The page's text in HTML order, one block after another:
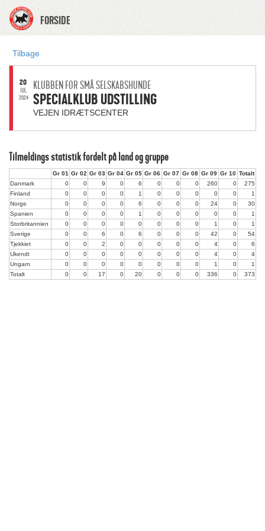
FORSIDE
Tilbage
20
JUL.
2024
KLUBBEN FOR SMÅ SELSKABSHUNDE
SPECIALKLUB UDSTILLING
VEJEN IDRÆTSCENTER
Tilmeldings statistik fordelt på land og gruppe
Gr 01 Gr 02 Gr 03 Gr 04 Gr 05 Gr 06 Gr 07 Gr 08 Gr 09 Gr 10 Totalt
Danmark
0 0 9 0 6 0 0 0 260 0
275
Finland
0 0 0 0 1 0 0 0 0 0
1
Norge
0 0 0 0 6 0 0 0 24 0
30
Spanien
0 0 0 0 1 0 0 0 0 0
1
Storbritannien
0 0 0 0 0 0 0 0 1 0
1
Sverige
0 0 6 0 6 0 0 0 42 0
54
Tjekkiet
0 0 2 0 0 0 0 0 4 0
6
Ukendt
0 0 0 0 0 0 0 0 4 0
4
Ungarn
0 0 0 0 0 0 0 0 1 0
1
Totalt
0 0 17 0 20 0 0 0 336 0 373